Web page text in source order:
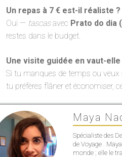
Un repas à 7 € est-il réaliste ?
Oui — tascasavec Prato do dia
restes dans le budget.
Une visite guidée en vaut-elle
Si tu manques de temps ou veux
tu préfères flâner et économiser,
Maya
Spécialiste des
de Voyage .
monde ; elle le